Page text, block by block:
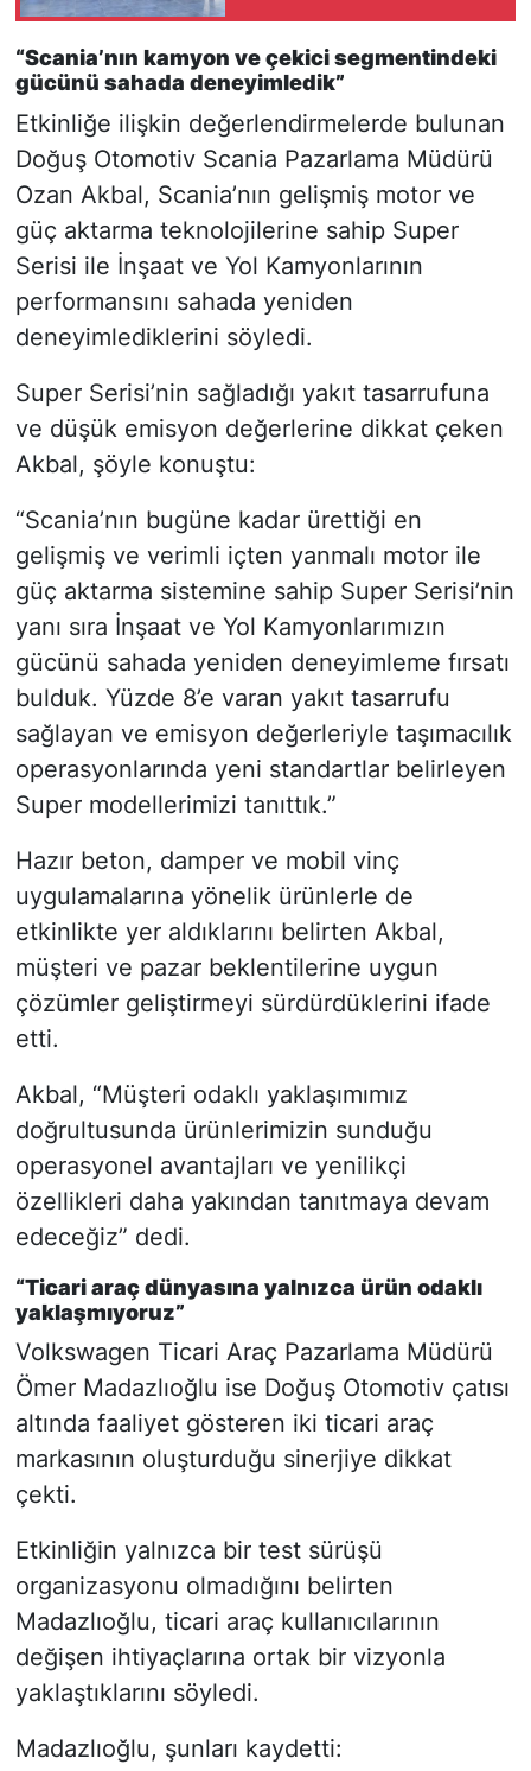
Eğitimleriyle
Güçlendiriyor
“Scania’nın kamyon ve çekici segmentindeki
gücünü sahada deneyimledik”
Etkinliğe ilişkin değerlendirmelerde bulunan
Doğuş Otomotiv Scania Pazarlama Müdürü
Ozan Akbal, Scania’nın gelişmiş motor ve
güç aktarma teknolojilerine sahip Super
Serisi ile İnşaat ve Yol Kamyonlarının
performansını sahada yeniden
deneyimlediklerini söyledi.
Super Serisi’nin sağladığı yakıt tasarrufuna
ve düşük emisyon değerlerine dikkat çeken
Akbal, şöyle konuştu:
“Scania’nın bugüne kadar ürettiği en
gelişmiş ve verimli içten yanmalı motor ile
güç aktarma sistemine sahip Super Serisi’nin
yanı sıra İnşaat ve Yol Kamyonlarımızın
gücünü sahada yeniden deneyimleme fırsatı
bulduk. Yüzde 8’e varan yakıt tasarrufu
sağlayan ve emisyon değerleriyle taşımacılık
operasyonlarında yeni standartlar belirleyen
Super modellerimizi tanıttık.”
Hazır beton, damper ve mobil vinç
uygulamalarına yönelik ürünlerle de
etkinlikte yer aldıklarını belirten Akbal,
müşteri ve pazar beklentilerine uygun
çözümler geliştirmeyi sürdürdüklerini ifade
etti.
Akbal, “Müşteri odaklı yaklaşımımız
doğrultusunda ürünlerimizin sunduğu
operasyonel avantajları ve yenilikçi
özellikleri daha yakından tanıtmaya devam
edeceğiz” dedi.
“Ticari araç dünyasına yalnızca ürün odaklı
yaklaşmıyoruz”
Volkswagen Ticari Araç Pazarlama Müdürü
Ömer Madazlıoğlu ise Doğuş Otomotiv çatısı
altında faaliyet gösteren iki ticari araç
markasının oluşturduğu sinerjiye dikkat
çekti.
Etkinliğin yalnızca bir test sürüşü
organizasyonu olmadığını belirten
Madazlıoğlu, ticari araç kullanıcılarının
değişen ihtiyaçlarına ortak bir vizyonla
yaklaştıklarını söyledi.
Madazlıoğlu, şunları kaydetti: